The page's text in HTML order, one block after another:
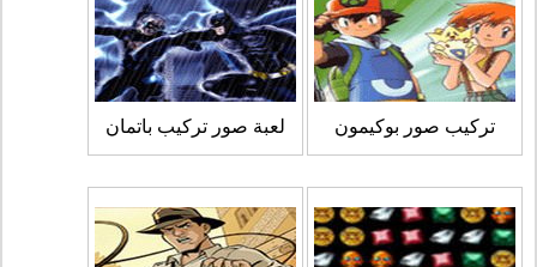
تركيب صور بوكيمون لعبة صور تركيب باتمان